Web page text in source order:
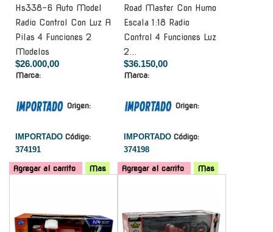
Hs338-6 Auto Model
Radio Control Con Luz A
Pilas 4 Funciones 2
Modelos
$26.000,00
Marca:
Origen:
IMPORTADO Código:
374191
Agregar al carrito Mas
Road Master Con Humo
Escala 1:18 Radio
Control 4 Funciones Luz
2...
$36.150,00
Marca:
Origen:
IMPORTADO Código:
374198
Agregar al carrito
Mas